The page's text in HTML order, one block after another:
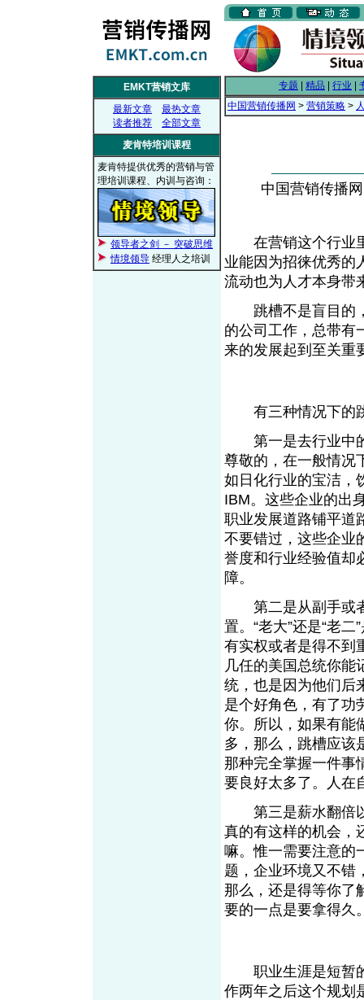
EMKT营销文库
最新文章
最热文章
读者推荐
全部文章
麦肯特培训课程
麦肯特提供优秀的营销与管
理培训课程、内训与咨询：
领导者之剑 － 突破思维
情境领导 经理人之培训
专题 精品 行业
中国营销传播网 > 营销策略 >
中国营销传播
在营销这个行业里
业能因为招徕优秀的
流动也为人才本身带
跳槽不是盲目的，
的公司工作，总带有
来的发展起到至关重
有三种情况下的
第一是去行业中的
尊敬的，在一般情况
如日化行业的宝洁，
IBM。这些企业的出
职业发展道路铺平道
不要错过，这些企业
誉度和行业经验值却
障。
第二是从副手或者
置。“老大”还是“老
有实权或者是得不到
几任的美国总统你能
统，也是因为他们后
是个好角色，有了功
你。所以，如果有能
多，那么，跳槽应该
那种完全掌握一件事
要良好太多了。人在
第三是薪水翻倍以
真的有这样的机会，
嘛。惟一需要注意的
题，企业环境又不错
那么，还是得等你了
要的一点是要拿得久
职业生涯是短暂的
作两年之后这个规划